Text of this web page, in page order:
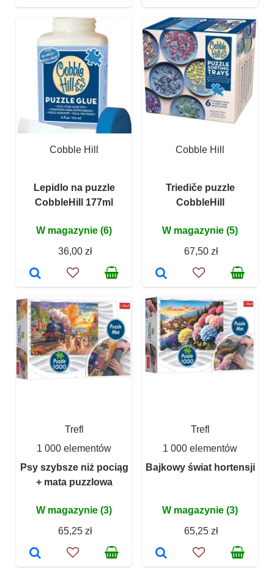
Cobble Hill
Lepidlo na puzzle
CobbleHill 177ml
W magazynie (6)
36,00 zł
Cobble Hill
Triediče puzzle
CobbleHill
W magazynie (5)
67,50 zł
Trefl
1 000 elementów
Psy szybsze niż pociąg
+ mata puzzlowa
W magazynie (3)
65,25 zł
Trefl
1 000 elementów
Bajkowy świat hortensji
W magazynie (3)
65,25 zł